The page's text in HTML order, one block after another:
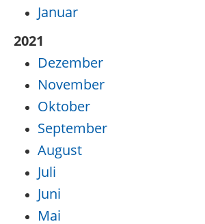
Januar
2021
Dezember
November
Oktober
September
August
Juli
Juni
Mai